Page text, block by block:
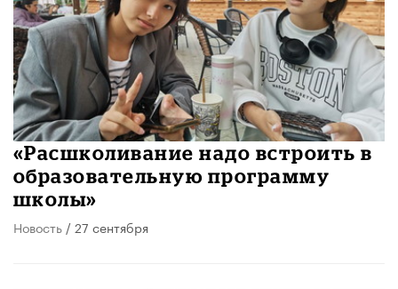
«Расшколивание надо встроить в
образовательную программу
школы»
Новость / 27 сентября